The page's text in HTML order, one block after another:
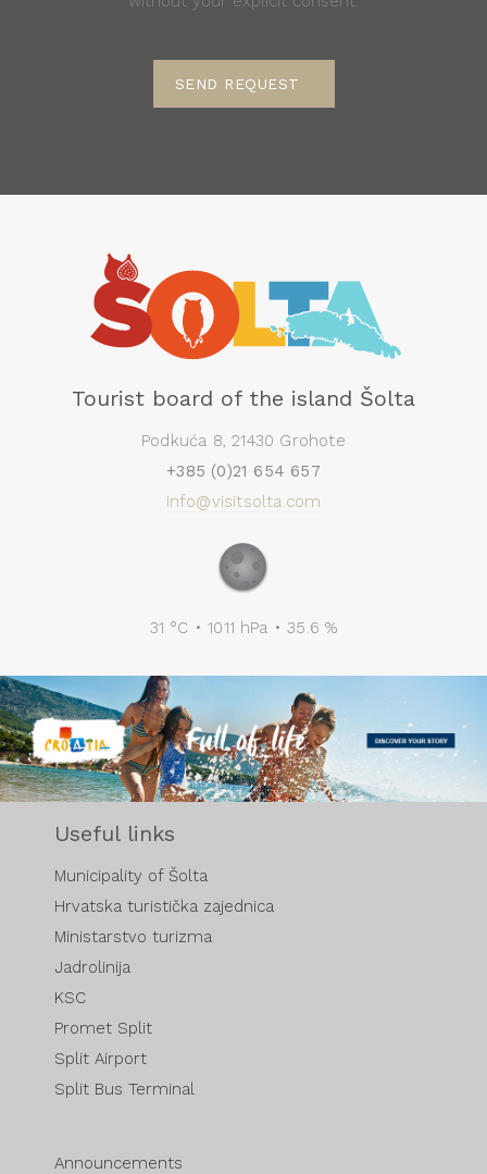
SEND REQUEST
Tourist board of the island Šolta
Podkuća 8, 21430 Grohote
+385 (0)21 654 657
info@visitsolta.com
31 °C • 1011 hPa • 35.6 %
Useful links
Municipality of Šolta
Hrvatska turistička zajednica
Ministarstvo turizma
Jadrolinija
KSC
Promet Split
Split Airport
Split Bus Terminal
Announcements